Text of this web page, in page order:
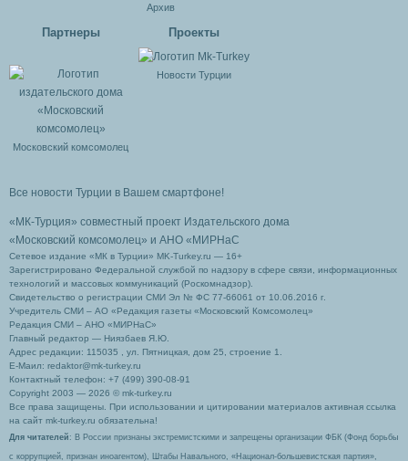
Архив
Партнеры
Московский комсомолец
Проекты
Новости Турции
Все новости Турции в Вашем смартфоне!
«МК-Турция» совместный проект Издательского дома
«Московский комсомолец» и АНО «МИРНаС
Сетевое издание «МК в Турции» MK-Turkey.ru — 16+
Зарегистрировано Федеральной службой по надзору в сфере связи, информационных
технологий и массовых коммуникаций (Роскомнадзор).
Свидетельство о регистрации СМИ Эл № ФС 77-66061 от 10.06.2016 г.
Учредитель СМИ – АО «Редакция газеты «Московский Комсомолец»
Редакция СМИ – АНО «МИРНаС»
Главный редактор — Ниязбаев Я.Ю.
Адрес редакции: 115035 , ул. Пятницкая, дом 25, строение 1.
Е-Маил: redaktor@mk-turkey.ru
Контактный телефон: +7 (499) 390-08-91
Copyright 2003 — 2026 © mk-turkey.ru
Все права защищены. При использовании и цитировании материалов активная ссылка
на сайт mk-turkey.ru обязательна!
Для читателей : В России признаны экстремистскими и запрещены организации ФБК (Фонд борьбы
с коррупцией, признан иноагентом), Штабы Навального, «Национал-большевистская партия»,